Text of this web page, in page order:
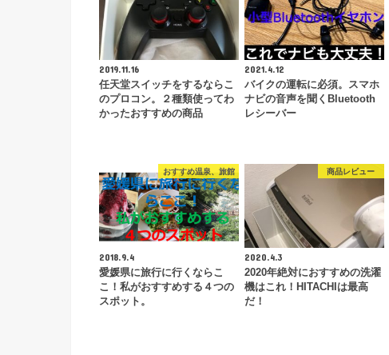
2019.11.16
任天堂スイッチをするならこ
のプロコン。２種類使ってわ
かったおすすめの商品
2021.4.12
バイクの運転に必須。スマホ
ナビの音声を聞くBluetooth
レシーバー
おすすめ温泉、旅館
2018.9.4
愛媛県に旅行に行くならこ
こ！私がおすすめする４つの
スポット。
商品レビュー
2020.4.3
2020年絶対におすすめの洗濯
機はこれ！HITACHIは最高
だ！